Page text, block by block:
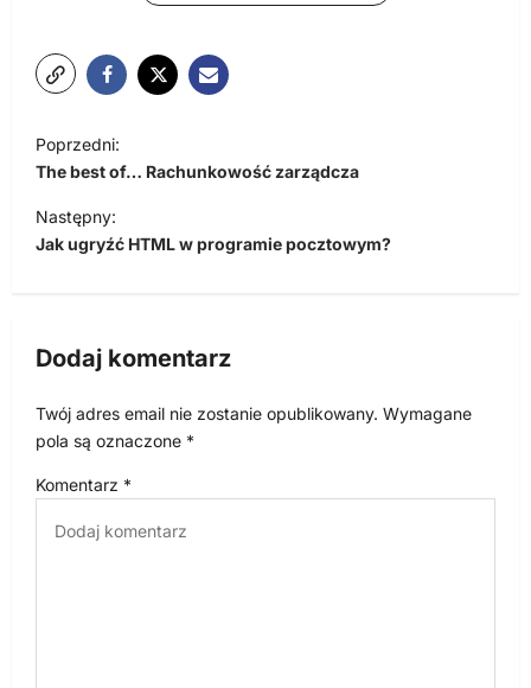
N
a
w
i
c
a
w
p
Poprzedni:
The best of… Rachunkowość zarządcza
Następny:
Jak ugryźć HTML w programie pocztowym?
Dodaj komentarz
Twój adres email nie zostanie opublikowany. Wymagane
pola są oznaczone *
Komentarz *